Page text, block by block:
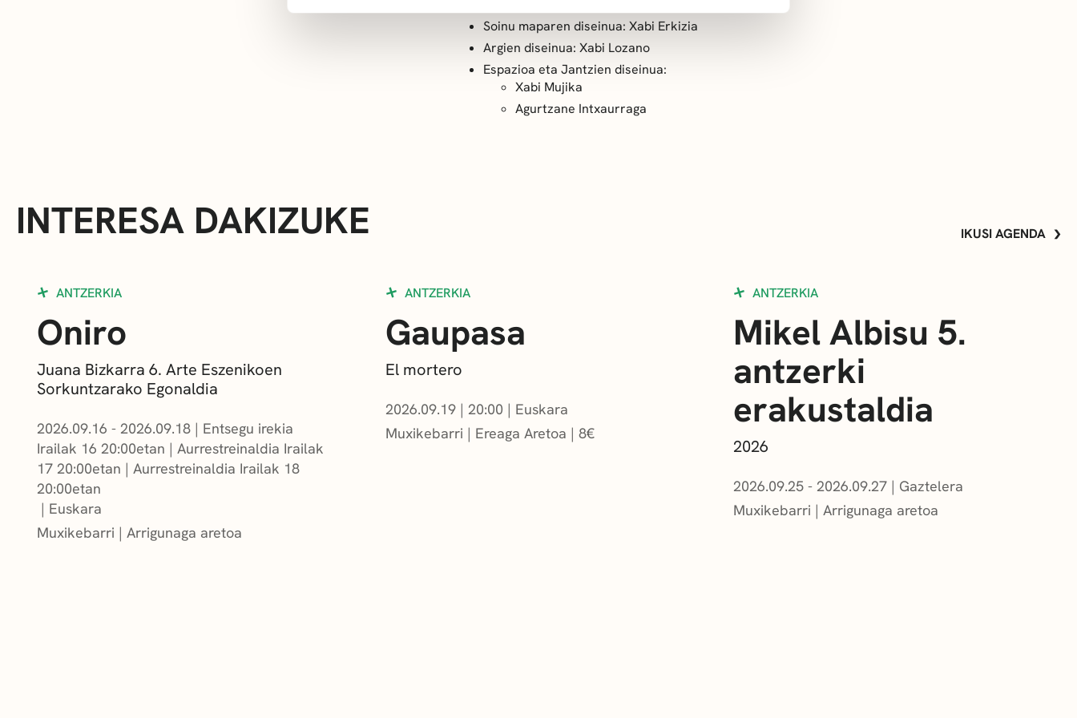
Soinu maparen diseinua: Xabi Erkizia
Argien diseinua: Xabi Lozano
Espazioa eta Jantzien diseinua:
Xabi Mujika
Agurtzane Intxaurraga
INTERESA DAKIZUKE IKUSI AGENDA
ANTZERKIA
Oniro
Juana Bizkarra 6. Arte Eszenikoen
Sorkuntzarako Egonaldia
2026.09.16 - 2026.09.18 | Entsegu irekia
Irailak 16 20:00etan | Aurrestreinaldia Irailak
17 20:00etan | Aurrestreinaldia Irailak 18
20:00etan
Euskara
Muxikebarri | Arrigunaga aretoa
ANTZERKIA
Gaupasa
El mortero
2026.09.19| 20:00
Euskara
Muxikebarri | Ereaga Aretoa 8€
ANTZERKIA
Mikel Albisu 5.
antzerki
erakustaldia
2026
2026.09.25 - 2026.09.27
Gaztelera
Muxikebarri |Arrigunaga aretoa